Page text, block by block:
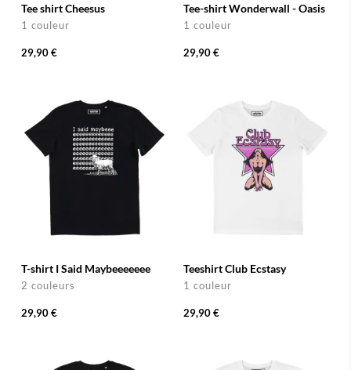
Tee shirt Cheesus
1 couleur
29,90 €
Tee-shirt Wonderwall - Oasis
1 couleur
29,90 €
T-shirt I Said Maybeeeeeee
2 couleurs
29,90 €
Teeshirt Club Ecstasy
1 couleur
29,90 €